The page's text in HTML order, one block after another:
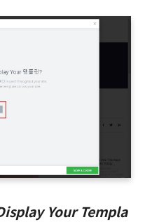
Your Templa